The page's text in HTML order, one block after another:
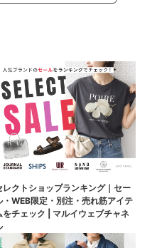
レクトショップランキング｜セー
・WEB限定・別注・売れ筋アイテ
をチェック | マルイウェブチャネ